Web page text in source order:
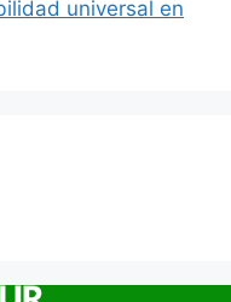
universal en